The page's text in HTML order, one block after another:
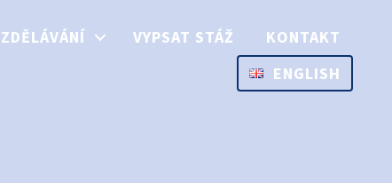
VYPSAT STÁŽ
KONTAKT
ENGLISH